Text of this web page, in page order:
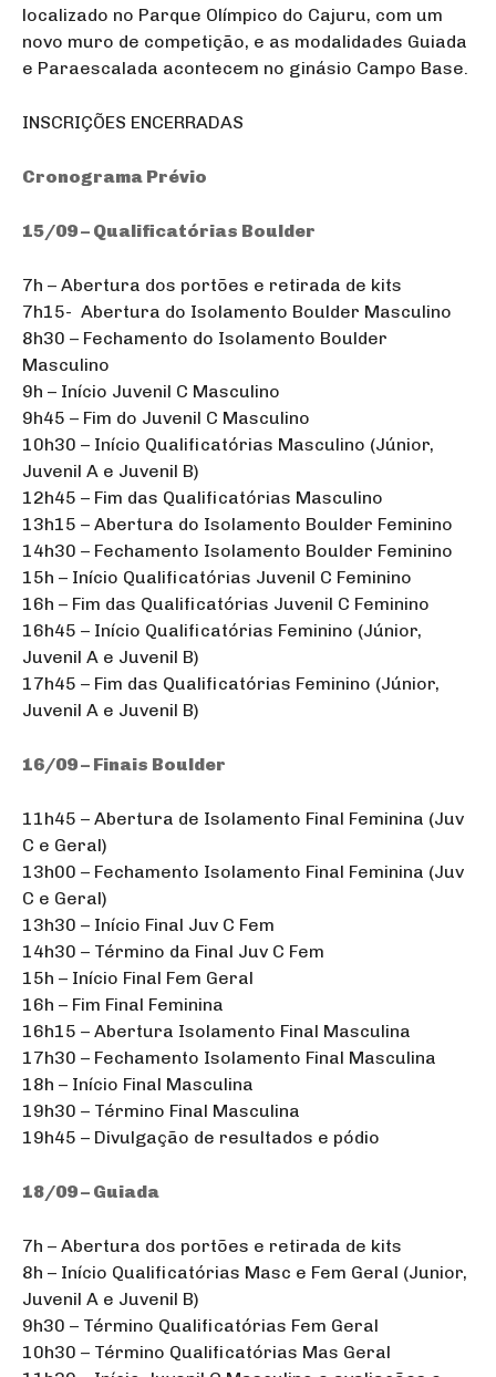
localizado no Parque Olímpico do Cajuru, com um
novo muro de competição, e as modalidades Guiada
e Paraescalada acontecem no ginásio Campo Base.
INSCRIÇÕES ENCERRADAS
Cronograma Prévio
15/09 – Qualificatórias Boulder
7h – Abertura dos portões e retirada de kits
7h15- Abertura do Isolamento Boulder Masculino
8h30 – Fechamento do Isolamento Boulder
Masculino
9h – Início Juvenil C Masculino
9h45 – Fim do Juvenil C Masculino
10h30 – Início Qualificatórias Masculino (Júnior,
Juvenil A e Juvenil B)
12h45 – Fim das Qualificatórias Masculino
13h15 – Abertura do Isolamento Boulder Feminino
14h30 – Fechamento Isolamento Boulder Feminino
15h – Início Qualificatórias Juvenil C Feminino
16h – Fim das Qualificatórias Juvenil C Feminino
16h45 – Início Qualificatórias Feminino (Júnior,
Juvenil A e Juvenil B)
17h45 – Fim das Qualificatórias Feminino (Júnior,
Juvenil A e Juvenil B)
16/09 – Finais Boulder
11h45 – Abertura de Isolamento Final Feminina (Juv
C e Geral)
13h00 – Fechamento Isolamento Final Feminina (Juv
C e Geral)
13h30 – Início Final Juv C Fem
14h30 – Término da Final Juv C Fem
15h – Início Final Fem Geral
16h – Fim Final Feminina
16h15 – Abertura Isolamento Final Masculina
17h30 – Fechamento Isolamento Final Masculina
18h – Início Final Masculina
19h30 – Término Final Masculina
19h45 – Divulgação de resultados e pódio
18/09 – Guiada
7h – Abertura dos portões e retirada de kits
8h – Início Qualificatórias Masc e Fem Geral (Junior,
Juvenil A e Juvenil B)
9h30 – Término Qualificatórias Fem Geral
10h30 – Término Qualificatórias Mas Geral